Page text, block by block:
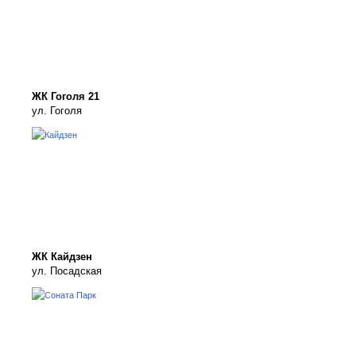
ЖК Гоголя 21
ул. Гоголя
ЖК Кайдзен
ул. Посадская